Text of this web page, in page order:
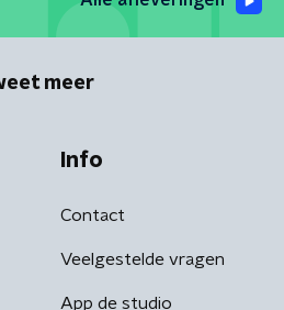
meer
Info
Contact
Veelgestelde vragen
App de studio